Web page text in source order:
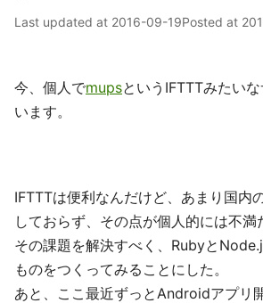
Last updated at 2016-09-19Posted at
今、個人でmupsというIFTTTみたい
います。
IFTTTは便利なんだけど、あまり国内
しておらず、その点が個人的には不満
その課題を解決すべく、Rubyと
ものをつくってみることにした。
あと、ここ最近ずっとAndroidアプリ